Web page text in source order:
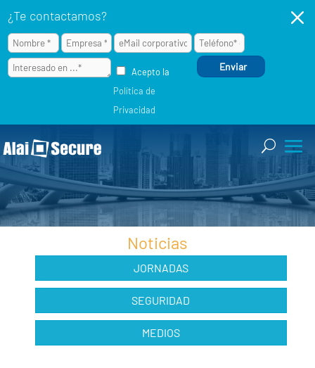
¿Te contactamos?
Acepto la
Política de
Privacidad
M
Noticias
JORNADAS
SEGURIDAD
MEDIOS